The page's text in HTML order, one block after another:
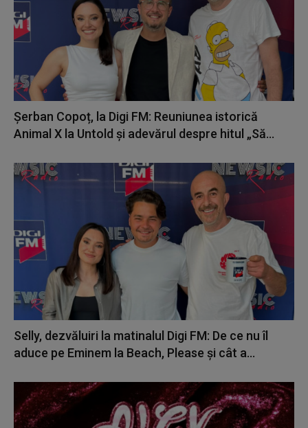
Șerban Copoț, la Digi FM: Reuniunea istorică
Animal X la Untold și adevărul despre hitul „Să...
Selly, dezvăluiri la matinalul Digi FM: De ce nu îl
aduce pe Eminem la Beach, Please și cât a...